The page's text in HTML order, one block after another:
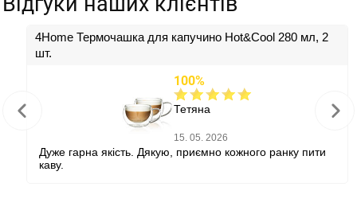
4Home Термочашка для капучино Hot&Cool 280 мл, 2
шт.
100%
Тетяна
15. 05. 2026
Дуже гарна якість. Дякую, приємно кожного ранку пити
каву.